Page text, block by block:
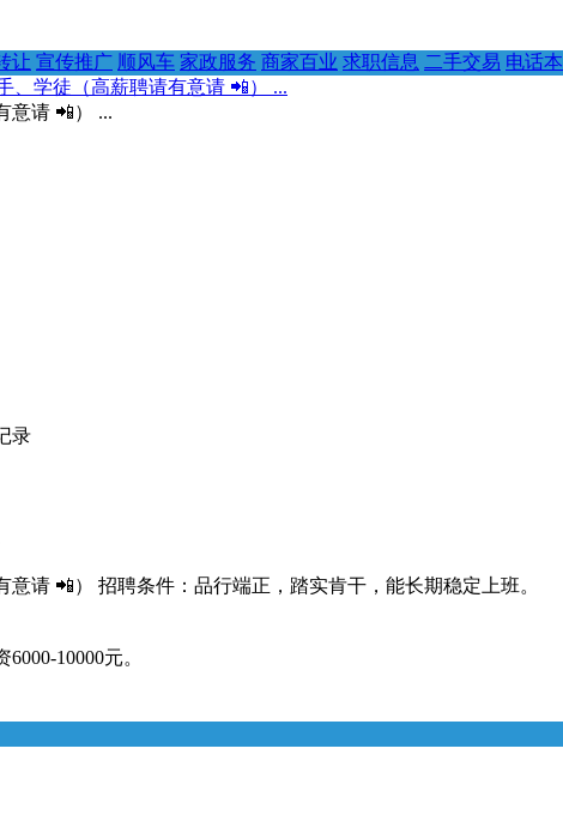
让 宣传推广 顺风车 家政服务 商家百业 求职信息 二手交易 电话本
、学徒（高薪聘请有意请 📲） ...
意请 📲） ...
录
请 📲） 招聘条件：品行端正，踏实肯干，能长期稳定上班。
10000元。